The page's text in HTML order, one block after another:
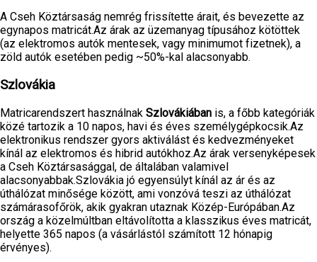
A Cseh Köztársaság nemrég frissítette árait, és bevezette az
egynapos matricát.Az árak az üzemanyag típusához kötöttek
(az elektromos autók mentesek, vagy minimumot fizetnek), a
zöld autók esetében pedig ~50%-kal alacsonyabb.
Szlovákia
Matricarendszert használnak Szlovákiában is, a főbb kategóriák
közé tartozik a 10 napos, havi és éves személygépkocsik.Az
elektronikus rendszer gyors aktiválást és kedvezményeket
kínál az elektromos és hibrid autókhoz.Az árak versenyképesek
a Cseh Köztársasággal, de általában valamivel
alacsonyabbak.Szlovákia jó egyensúlyt kínál az ár és az
úthálózat minősége között, ami vonzóvá teszi az úthálózat
számárasofőrök, akik gyakran utaznak Közép-Európában.Az
ország a közelmúltban eltávolította a klasszikus éves matricát,
helyette 365 napos (a vásárlástól számított 12 hónapig
érvényes).